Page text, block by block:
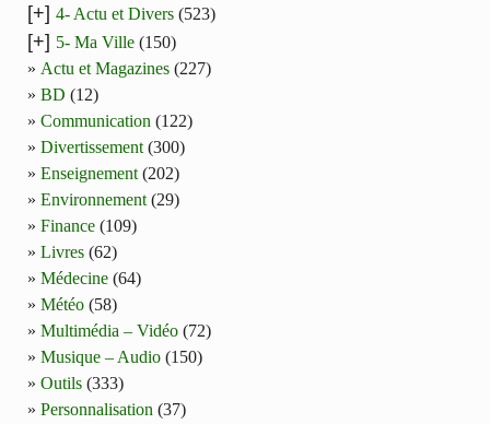
[+] 4- Actu et Divers (523)
[+] 5- Ma Ville (150)
Actu et Magazines (227)
BD (12)
Communication (122)
Divertissement (300)
Enseignement (202)
Environnement (29)
Finance (109)
Livres (62)
Médecine (64)
Météo (58)
Multimédia – Vidéo (72)
Musique – Audio (150)
Outils (333)
Personnalisation (37)